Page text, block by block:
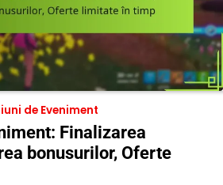
de Eveniment
Finalizarea
bonusurilor, Oferte